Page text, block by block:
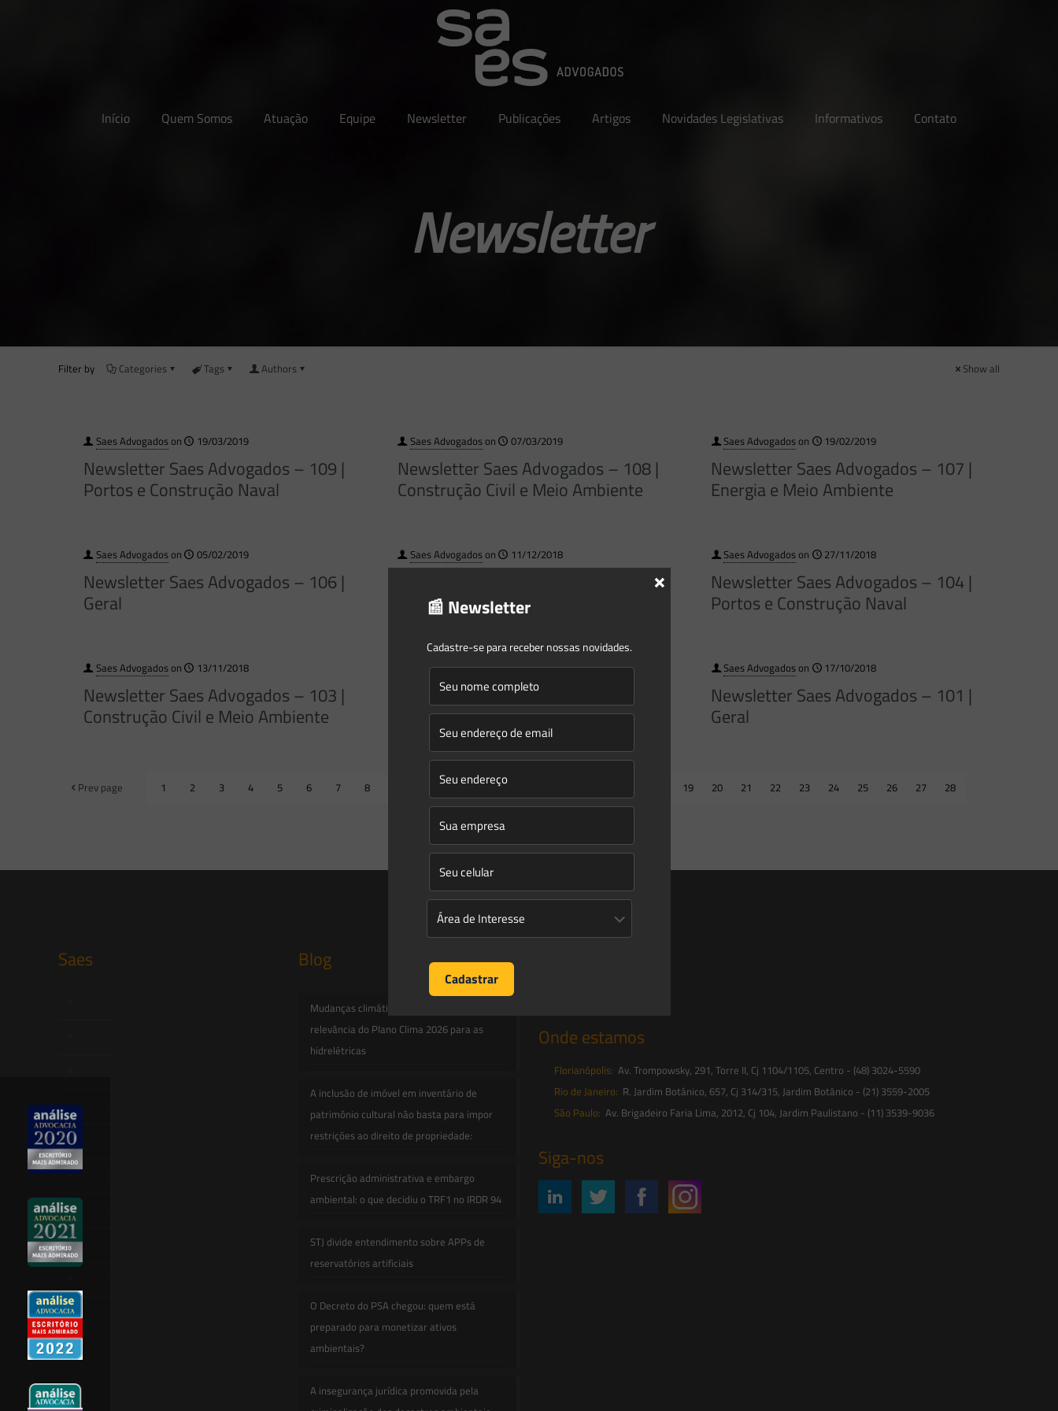
Início Quem Somos Atuação Equipe Newsletter Publicações Artigos Novidades Legislativas Informativos Contato
Newsletter
Filter by Categories Tags Authors Show all
Saes Advogadoson 19/03/2019
Newsletter Saes Advogados – 109 |
Portos e Construção Naval
Saes Advogadoson 07/03/2019
Newsletter Saes Advogados – 108 |
Construção Civil e Meio Ambiente
Saes Advogadoson 19/02/2019
Newsletter Saes Advogados – 107 |
Energia e Meio Ambiente
Saes Advogadoson 05/02/2019
Newsletter Saes Advogados – 106 |
Geral
Saes Advogadoson 11/12/2018
Newsletter Saes Advogados – 105 |
Florestal
Saes Advogadoson 27/11/2018
Newsletter Saes Advogados – 104 |
Portos e Construção Naval
Saes Advogadoson 13/11/2018
Newsletter Saes Advogados – 103 |
Construção Civil e Meio Ambiente
Saes Advogadoson 30/10/2018
Newsletter Saes Advogados – 102 |
Energia e Meio Ambiente
Saes Advogadoson 17/10/2018
Newsletter Saes Advogados – 101 |
Geral
Prev page 1 2 3 4 5 6 7 8 11 12 19 20 21 22 23 24 25 26 27 28
Next page
Saes Blog
Mudanças climáticas, risco operacional e a
relevância do Plano Clima 2026 para as
hidrelétricas
A inclusão de imóvel em inventário de
patrimônio cultural não basta para impor
restrições ao direito de propriedade:
Prescrição administrativa e embargo
ambiental: o que decidiu o TRF1 no IRDR 94
STJ divide entendimento sobre APPs de
reservatórios artificiais
O Decreto do PSA chegou: quem está
preparado para monetizar ativos
ambientais?
A insegurança jurídica promovida pela
Onde estamos
Florianópolis: Av. Trompowsky, 291, Torre II, Cj 1104/1105, Centro - (48) 3024-5590
Rio de Janeiro: R. Jardim Botânico, 657, Cj 314/315, Jardim Botânico - (21) 3559-2005
São Paulo: Av. Brigadeiro Faria Lima, 2012, Cj 104, Jardim Paulistano - (11) 3539-9036
Siga-nos
📰 Newsletter
Cadastre-se para receber nossas novidades.
×